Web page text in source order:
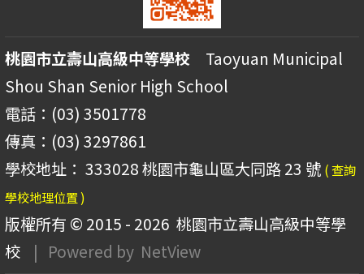
桃園市立壽山高級中等學校 Taoyuan Municipal
Shou Shan Senior High School
電話：(03) 3501778
傳真：(03) 3297861
學校地址： 333028 桃園市龜山區大同路 23 號 ( 查詢
學校地理位置 )
版權所有 © 2015 - 2026 桃園市立壽山高級中等學
校
| Powered by NetView